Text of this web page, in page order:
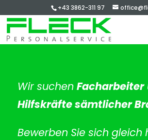
+43 3862-311 97
Wir suchen Facharbeiter
Hilfskräfte sämtlicher
Bewerben Sie sich gleich